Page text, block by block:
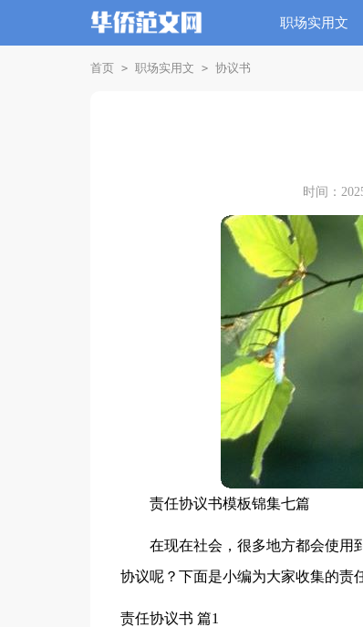
职场实用文
首页 > 职场实用文 > 协议书
时间：
责任协议书模板锦集七篇
在现在社会，很多地方都会使用
协议呢？下面是小编为大家收集的责
责任协议书 篇1